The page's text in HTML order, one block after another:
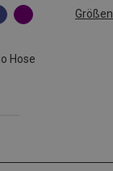
Größen
Hose
M